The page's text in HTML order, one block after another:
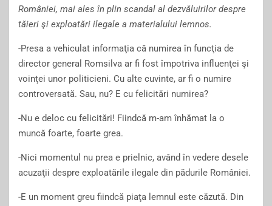
României, mai ales în plin scandal al dezvăluirilor despre
tăieri şi exploatări ilegale a materialului lemnos.
-Presa a vehiculat informaţia că numirea în funcţia de
director general Romsilva ar fi fost împotriva influenţei şi
voinţei unor politicieni. Cu alte cuvinte, ar fi o numire
controversată. Sau, nu? E cu felicitări numirea?
-Nu e deloc cu felicitări! Fiindcă m-am înhămat la o
muncă foarte, foarte grea.
-Nici momentul nu prea e prielnic, având în vedere desele
acuzaţii despre exploatările ilegale din pădurile României.
-E un moment greu fiindcă piaţa lemnul este căzută. Din